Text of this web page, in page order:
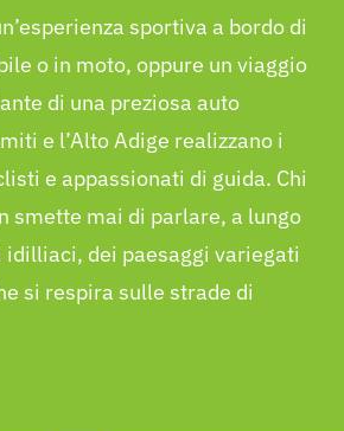
sportiva a bordo di
o in moto, oppure un viaggio
di una preziosa auto
e l’Alto Adige realizzano i
e appassionati di guida. Chi
smette mai di parlare, a lungo
idilliaci, dei paesaggi variegati
si respira sulle strade di